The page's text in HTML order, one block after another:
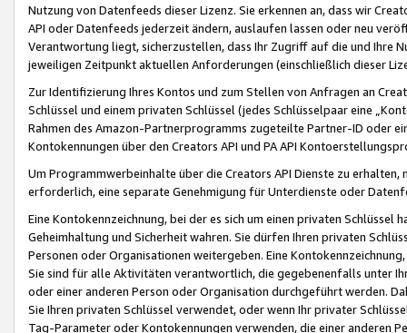
Nutzung von Datenfeeds dieser Lizenz. Sie erkennen an, dass wir
API oder Datenfeeds jederzeit ändern, auslaufen lassen oder neu
Verantwortung liegt, sicherzustellen, dass Ihr Zugriff auf die und Ihre
jeweiligen Zeitpunkt aktuellen Anforderungen (einschließlich dieser
Zur Identifizierung Ihres Kontos und zum Stellen von Anfragen an
Schlüssel und einem privaten Schlüssel (jedes Schlüsselpaar eine
Rahmen des Amazon-Partnerprogramms zugeteilte Partner-ID oder
Kontokennungen über den Creators API und PA API
Um Programmwerbeinhalte über die Creators API Dienste zu
erforderlich, eine separate Genehmigung für Unterdienste oder
Eine Kontokennzeichnung, bei der es sich um einen privaten
Geheimhaltung und Sicherheit wahren. Sie dürfen Ihren privaten
Personen oder Organisationen weitergeben. Eine
Sie sind für alle Aktivitäten verantwortlich, die gegebenenfalls unter
oder einer anderen Person oder Organisation durchgeführt werden.
Sie Ihren privaten Schlüssel verwendet, oder wenn Ihr privater
Tag-Parameter oder Kontokennungen verwenden, die einer anderen